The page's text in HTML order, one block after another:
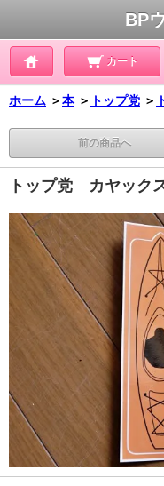
BP
カート
ホーム ＞本 ＞ トップ党 ＞
前の商品へ
トップ党 カヤック